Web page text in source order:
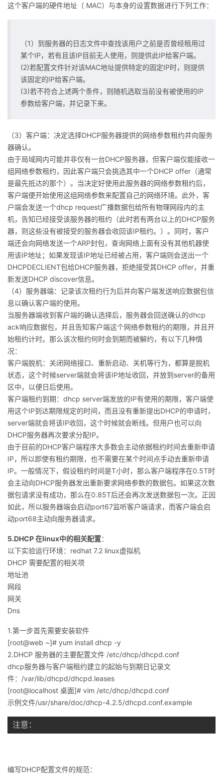
这个客户端的硬件地址（ MAC）与本身的设置数据进行下列工作：
（1）到服务器的日志文件中查找该用户之前是否曾经租用过
某个IP，若有且该IP目前无人使用，则提供此IP给客户端。
(2)若配置文件针对该MAC地址提供特定的固定IP时，则提供
该固定的IP给客户端。
(3)若不符合上述两个条件，则随机选取当前没有被使用的IP
参数给客户端，并记录下来。
（3）客户端：决定选择DHCP服务器提供的网络参数租约并向服务
器确认。
由于局域网内可能并非仅有一台DHCP服务器，但客户端仅能接收一
组网络参数租约，因此客户端只会挑选其中一个DHCP offer（通常
是最先抵达的那个）。当决定好使用此服务器的网络参数租约后，
客户端便开始使用这组网络参数来配置自己的网络环境。此外，客
户端会发送一个dhcp request广播数据包给所有物理网段内的主
机，告知已经接受该服务器的租约（此时若有两台以上的DHCP服务
器，则这些没有被接受的服务器会收回该IP租约。）。同时，客户
端还会向网络发送一个ARP封包，查询网络上面有没有其他机器使
用该IP地址；如果发现该IP地址已经被占用，客户端则会送出一个
DHCPDECLIENT包给DHCP服务器，拒绝接受其DHCP offer，并重
新发送DHCP discover信息。
（4）服务器端：记录该次租约行为后并向客户端发送响应数据包信
息以确认客户端的使用。
当服务器端收到客户端的确认选择后，服务器会回送确认的dhcp
ack响应数据包，并且告知客户端这个网络参数租约的期限，并且开
始租约计时。那么该次租约何时会到期而被解约，有以下几种情
况：
客户端脱机：关闭网络接口、重新启动、关机等行为，都算是脱机
状态，这个时候server端就会将该IP地址收回，并放到server的备用
区中，以便日后使用。
客户端租约到期：dhcp server端发放的IP有使用的期限，客户端使
用这个IP到达期限规定的时间，而且没有重新提出DHCP的申请时，
server端就会将该IP收回，这个时候就会断线。但用户也可以向
DHCP服务器再次要求分配IP。
由于目前的DHCP客户端程序大多数会主动依据租约时间去重新申请
IP，所以即使有租约期限，也不需要在某个时间点手动去重新申请
IP。一般情况下，假设租约时间是T小时，那么客户端程序在0.5T时
会主动向DHCP服务器发出重新要求网络参数的数据包。如果这次数
据包请求没有成功，那么在0.85T后还会再次发送数据包一次。正因
如此，所以服务器端会启动port67监听客户端请求，而客户端会启
动port68主动向服务器请求。
5.DHCP 在linux中的相关配置：
以下实验运行环境：redhat 7.2 linux虚拟机
DHCP 需要配置的相关项
地址池
网段
网关
Dns
1.第一步首先需要安装软件
[root@web ~]# yum install dhcp -y
2.DHCP 服务器的主要配置文件 /etc/dhcp/dhcpd.conf
dhcp服务器与客户端租约建立的起始与到期日记录文
件：/var/lib/dhcpd/dhcpd.leases
[root@localhost 桌面]# vim /etc/dhcp/dhcpd.conf
示例文件/usr/share/doc/dhcp-4.2.5/dhcpd.conf.example
编写DHCP配置文件的规范：